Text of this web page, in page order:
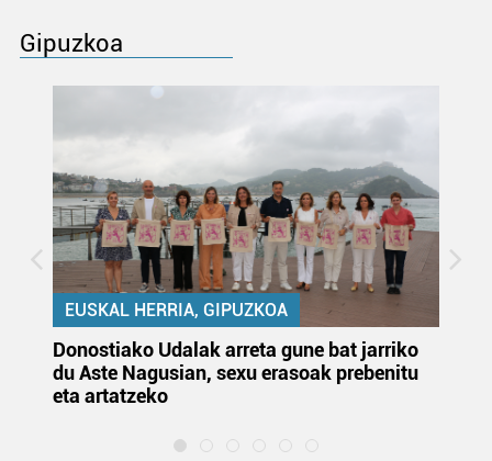
Gipuzkoa
EUSKAL HERRIA, GIPUZKOA
Donostiako Udalak arreta gune bat jarriko
du Aste Nagusian, sexu erasoak prebenitu
eta artatzeko